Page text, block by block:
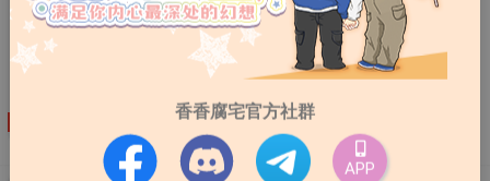
力，他冷血无情不按条理出牌， 最重要的是他不相信爱
情——因为不能用钱买到的才是真正的奢侈品。 但是当他
第一次见到那个年轻的亚裔国际刑警， 他知道有一缕日
难，我终于把文修好了ˊˇˋ差点被电脑教室的杯杯眼神射
杀而死。那祝福有被整到的大大们愚人节快乐XD，没来
得及跳下深渊的朋友也渔人节快乐哟~~....
《靠近你，淹没我》
作品简介（文案）： 本文又名《男神一直在撩我》（作
者醉了，请忽略） 本文是一个没有逼格的粗神经女汉子
事。 所谓经侦，和刑侦一样，是警察的一个种类。刑警
负责刑事案件，经警就是负责经济案件的。 【不靠谱文
案一】： 莫云舟：你觉得我像赌徒吗？ 宁韵然：不像。
瓜
香香腐宅官方社群
APP